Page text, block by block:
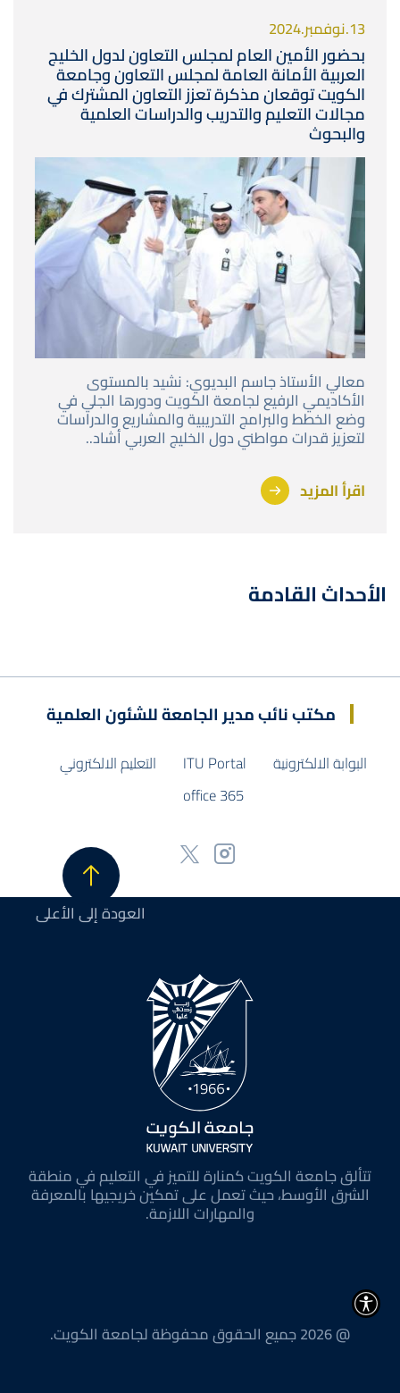
13.نوفمبر.2024
بحضور الأمين العام لمجلس التعاون لدول الخليج
العربية الأمانة العامة لمجلس التعاون وجامعة
الكويت توقعان مذكرة تعزز التعاون المشترك في
مجالات التعليم والتدريب والدراسات العلمية
والبحوث
صورة
معالي الأستاذ جاسم البديوي: نشيد بالمستوى
الأكاديمي الرفيع لجامعة الكويت ودورها الجلي في
وضع الخطط والبرامج التدريبية والمشاريع والدراسات
لتعزيز قدرات مواطني دول الخليج العربي أشاد..
اقرأ المزيد
الأحداث القادمة
مكتب نائب مدير الجامعة للشئون العلمية
البوابة الالكترونية ITU Portal
التعليم الالكتروني
office 365
العودة إلى الأعلى
تتألق جامعة الكويت كمنارة للتميز في التعليم في منطقة
الشرق الأوسط، حيث تعمل على تمكين خريجيها بالمعرفة
والمهارات اللازمة.
@ 2026 جميع الحقوق محفوظة لجامعة الكويت.